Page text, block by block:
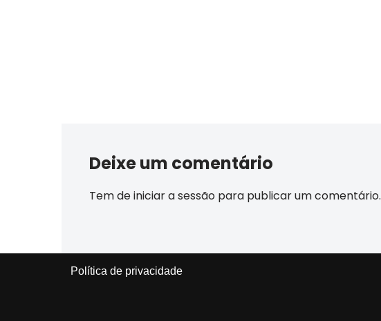
Deixe um comentário
Tem deiniciar a sessão para publicar um comentário.
Política de privacidade